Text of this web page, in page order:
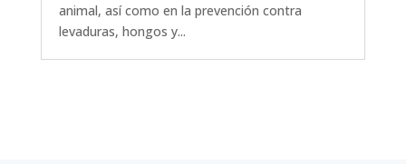
animal, así como en la prevención contra
levaduras, hongos y...